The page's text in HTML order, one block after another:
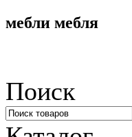
мебли мебля
Поиск